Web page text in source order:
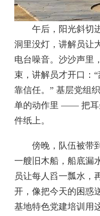
午后，阳光斜切进
洞里没灯，讲解员让
电台噪音。沙沙声里
束，讲解员才开口：
靠信任。” 基层党组
单的动作里 —— 把耳
件纸上。
傍晚，队伍被带到
一艘旧木船，船底漏
员让每人舀一瓢水，
开，像把今天的困惑
基地特色党建培训用